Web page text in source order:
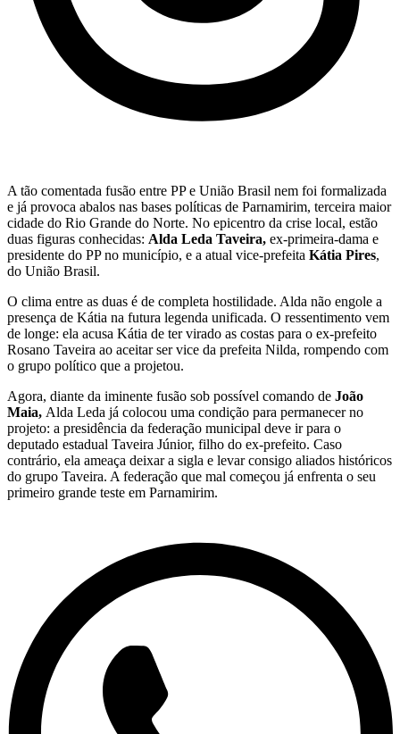
A tão comentada fusão entre PP e União Brasil nem foi formalizada
e já provoca abalos nas bases políticas de Parnamirim, terceira maior
cidade do Rio Grande do Norte. No epicentro da crise local, estão
duas figuras conhecidas: Alda Leda Taveira, ex-primeira-dama e
presidente do PP no município, e a atual vice-prefeita Kátia Pires,
do União Brasil.
O clima entre as duas é de completa hostilidade. Alda não engole a
presença de Kátia na futura legenda unificada. O ressentimento vem
de longe: ela acusa Kátia de ter virado as costas para o ex-prefeito
Rosano Taveira ao aceitar ser vice da prefeita Nilda, rompendo com
o grupo político que a projetou.
Agora, diante da iminente fusão sob possível comando de João
Maia, Alda Leda já colocou uma condição para permanecer no
projeto: a presidência da federação municipal deve ir para o
deputado estadual Taveira Júnior, filho do ex-prefeito. Caso
contrário, ela ameaça deixar a sigla e levar consigo aliados históricos
do grupo Taveira. A federação que mal começou já enfrenta o seu
primeiro grande teste em Parnamirim.